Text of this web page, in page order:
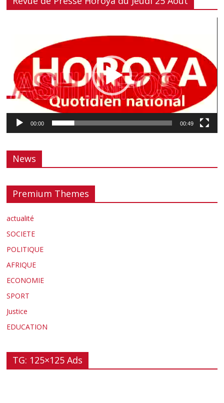
00:00 00:49
News
Premium Themes
actualité
SOCIETE
POLITIQUE
AFRIQUE
ECONOMIE
SPORT
Justice
EDUCATION
TG: 125×125 Ads